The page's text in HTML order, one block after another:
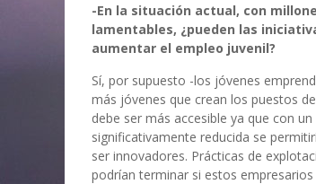
-En la situación actual, con
lamentables, ¿pueden las
aumentar el empleo juvenil?
Sí, por supuesto -los jóvenes
más jóvenes que crean los puestos
debe ser más accesible ya que con
significativamente reducida se
ser innovadores. Prácticas de
podrían terminar si estos